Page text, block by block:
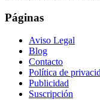
Páginas
Aviso Legal
Blog
Contacto
Política de
Publicidad
Suscripción